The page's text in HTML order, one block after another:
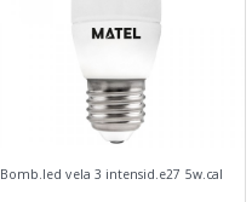
Bomb.led vela 3 intensid.e27 5w.cal